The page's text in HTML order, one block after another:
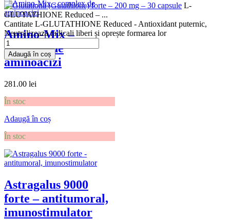
Amino-Mix –
complex de
aminoacizi
281.00 lei
În stoc
Adaugă în coș
În stoc
Astragalus 9000
forte – antitumoral,
imunostimulator
L-
GLUTATHIONE Reduced – ...
Cantitate L-GLUTATHIONE Reduced - Antioxidant puternic,
Neutralizează radicali liberi și oprește formarea lor
Adaugă în coș